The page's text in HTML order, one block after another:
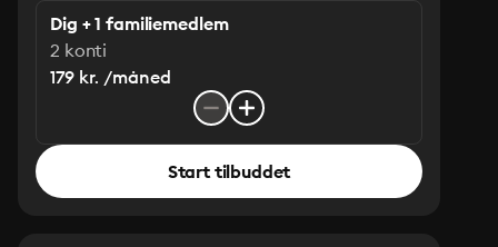
Dig + 1 familiemedlem
2 konti
179 kr. /måned
Start tilbuddet